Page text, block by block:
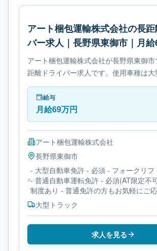
アート梱包運輸株式会社の長
バー求人｜長野県東御市｜月
アート梱包運輸株式会社が長野県東御
距離ドライバー求人です。使用車種は
す。勤務時間は- 変形労働時間制です。
型自動車免許です。
給与
月給69万円
アート梱包運輸株式会社
長野県東御市
- 大型自動車免許 - 必須 - フォークリフ
- 普通自動車運転免許 - 必須(AT限定不
制度あり - 普通免許の方もお気軽にご
大型トラック
求人を見る